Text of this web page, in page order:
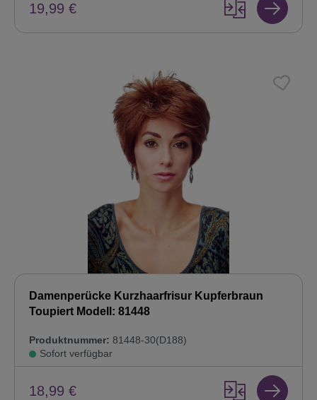
19,99 €
Damenperücke Kurzhaarfrisur Kupferbraun
Toupiert Modell: 81448
Produktnummer: 81448-30(D188)
Sofort verfügbar
18,99 €